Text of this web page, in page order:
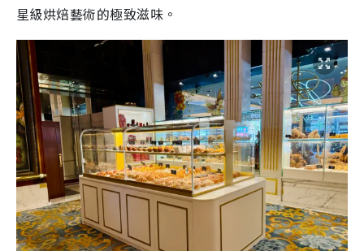
星級烘焙藝術的極致滋味。